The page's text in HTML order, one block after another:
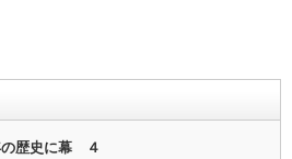
の歴史に幕 ４